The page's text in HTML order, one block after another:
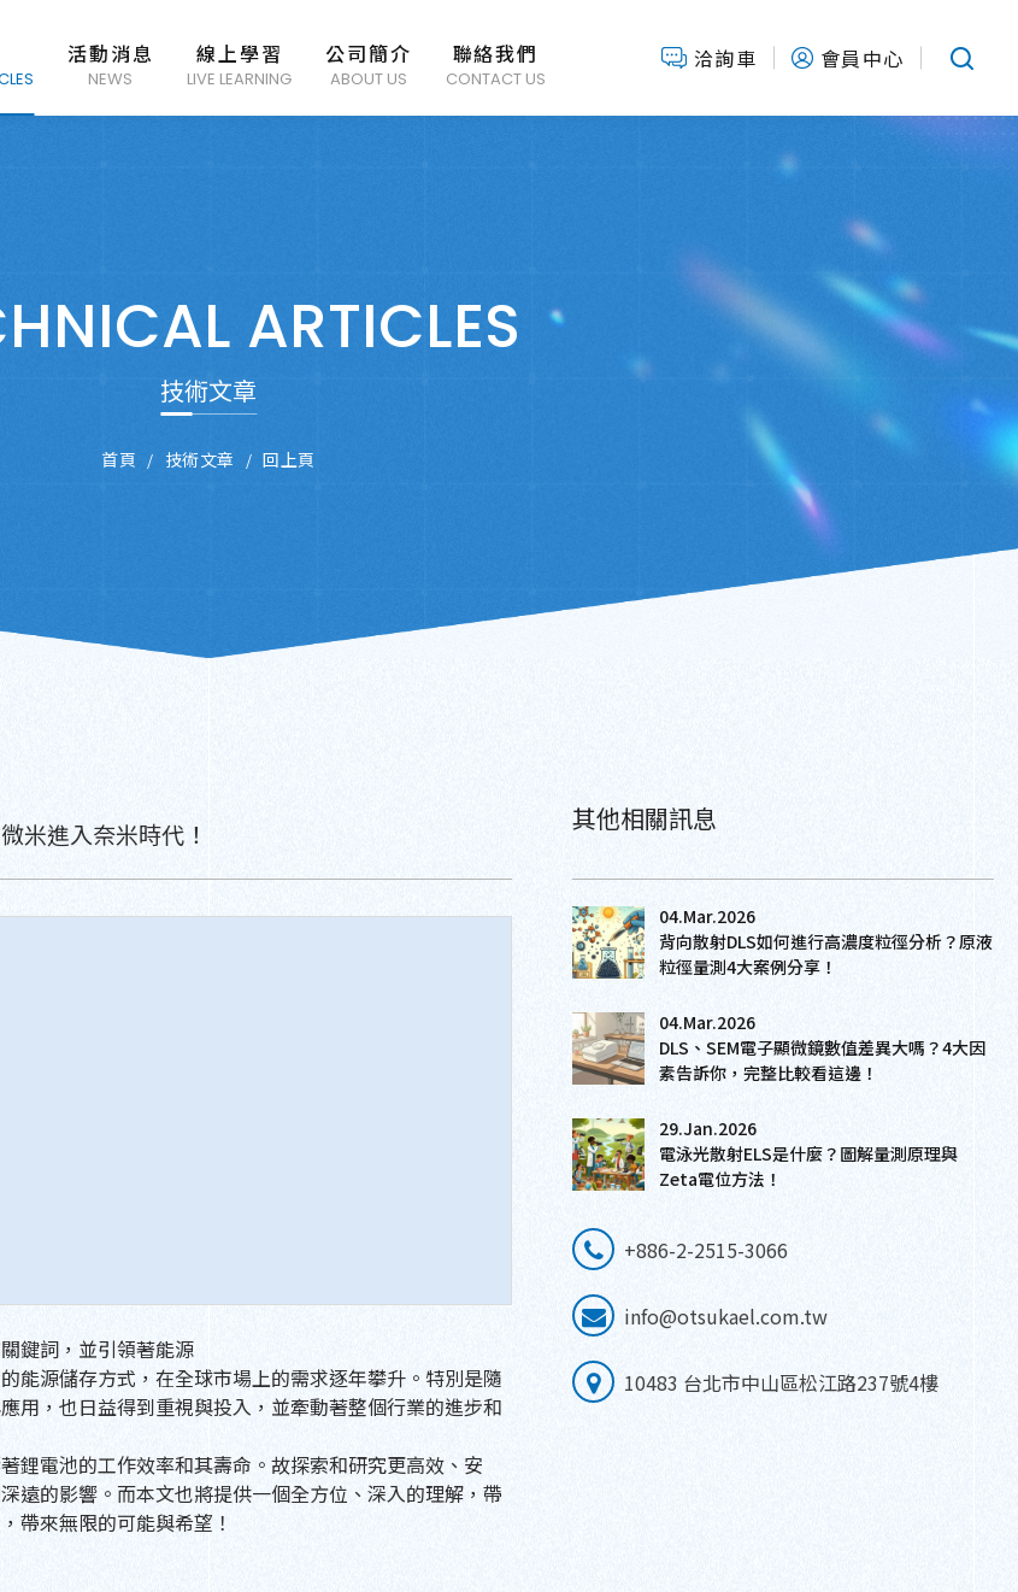
活動消息
NEWS
線上學習
LIVE LEARNING
公司簡介
ABOUT US
聯絡我們
CONTACT US
洽詢車 會員中心
ARTICLES
技術文章
首頁 技術文章 回上頁
米進入奈米時代！
鍵詞，並引領著能源
能源儲存方式，在全球市場上的需求逐年攀升。特別是隨
用，也日益得到重視與投入，並牽動著整個行業的進步和
鋰電池的工作效率和其壽命。故探索和研究更高效、安
遠的影響。而本文也將提供一個全方位、深入的理解，帶
帶來無限的可能與希望！
其他相關訊息
04.Mar.2026
背向散射DLS如何進行高濃度粒徑分析？原液
粒徑量測4大案例分享！
04.Mar.2026
DLS、SEM電子顯微鏡數值差異大嗎？4大因
素告訴你，完整比較看這邊！
29.Jan.2026
電泳光散射ELS是什麼？圖解量測原理與
Zeta電位方法！
+886-2-2515-3066
info@otsukael.com.tw
10483 台北市中山區松江路237號4樓